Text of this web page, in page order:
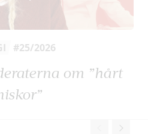
#25/2026
om ”hårt